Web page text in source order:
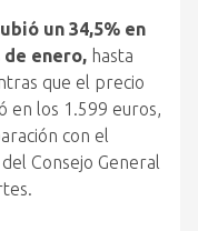
un 34,5% en
enero, hasta
que el precio
en los 1.599 euros,
con el
Consejo General